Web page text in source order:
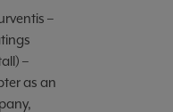
–
–
as an